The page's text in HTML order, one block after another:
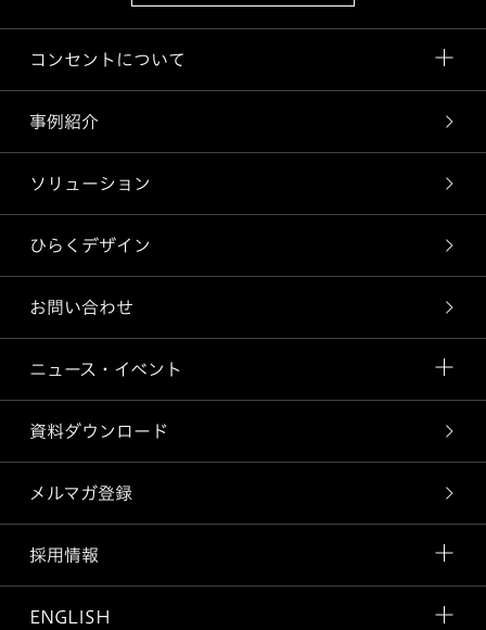
コンセントについて
事例紹介
ソリューション
ひらくデザイン
お問い合わせ
ニュース・イベント
資料ダウンロード
メルマガ登録
採用情報
ENGLISH